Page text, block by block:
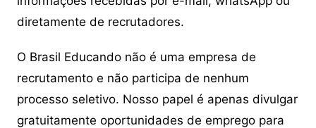
diretamente de recrutadores.
O Brasil Educando não é uma empresa de
recrutamento e não participa de nenhum
processo seletivo. Nosso papel é apenas divulgar
gratuitamente oportunidades de emprego para